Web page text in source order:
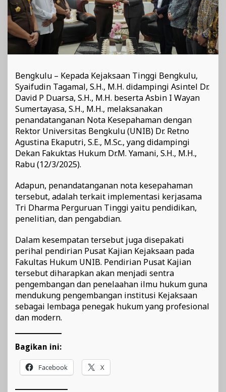
Bengkulu – Kepada Kejaksaan Tinggi Bengkulu,
Syaifudin Tagamal, S.H., M.H. didampingi Asintel Dr.
David P Duarsa, S.H., M.H. beserta Asbin I Wayan
Sumertayasa, S.H., M.H., melaksanakan
penandatanganan Nota Kesepahaman dengan
Rektor Universitas Bengkulu (UNIB) Dr. Retno
Agustina Ekaputri, S.E., M.Sc., yang didampingi
Dekan Fakuktas Hukum Dr.M. Yamani, S.H., M.H.,
Rabu (12/3/2025).
Adapun, penandatanganan nota kesepahaman
tersebut, adalah terkait implementasi kerjasama
Tri Dharma Perguruan Tinggi yaitu pendidikan,
penelitian, dan pengabdian.
Dalam kesempatan tersebut juga disepakati
perihal pendirian Pusat Kajian Kejaksaan pada
Fakultas Hukum UNIB. Pendirian Pusat Kajian
tersebut diharapkan akan menjadi sentra
pengembangan dan penelaahan ilmu hukum guna
mendukung pengembangan institusi Kejaksaan
sebagai lembaga penegak hukum yang profesional
dan modern.
Bagikan ini:
Facebook X